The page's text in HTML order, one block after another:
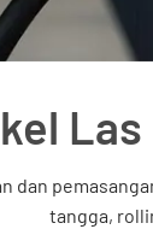
dan
tangga,